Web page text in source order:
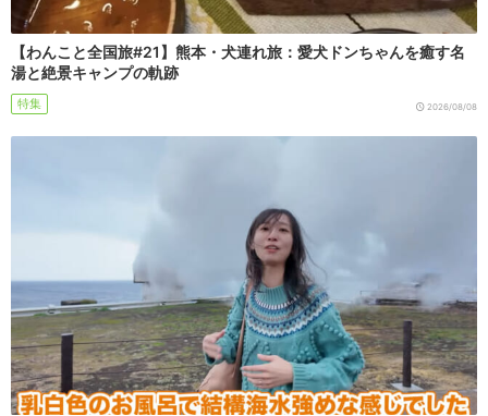
【わんこと全国旅#21】熊本・犬連れ旅：愛犬ドンちゃんを癒す名
湯と絶景キャンプの軌跡
特集 2026/08/08